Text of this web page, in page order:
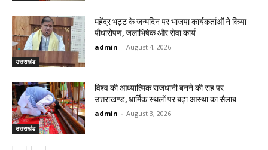
उत्तराखंड
महेंद्र भट्ट के जन्मदिन पर भाजपा कार्यकर्ताओं ने किया
पौधारोपण, जलाभिषेक और सेवा कार्य
admin - August 4, 2026
उत्तराखंड
विश्व की आध्यात्मिक राजधानी बनने की राह पर
उत्तराखण्ड, धार्मिक स्थलों पर बढ़ा आस्था का सैलाब
admin - August 3, 2026